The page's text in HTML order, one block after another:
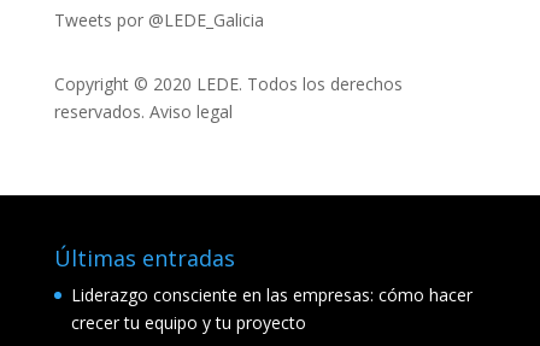
Tweets por @LEDE_Galicia
Copyright © 2020 LEDE. Todos los derechos
reservados. Aviso legal
Últimas entradas
Liderazgo consciente en las empresas: cómo hacer
crecer tu equipo y tu proyecto